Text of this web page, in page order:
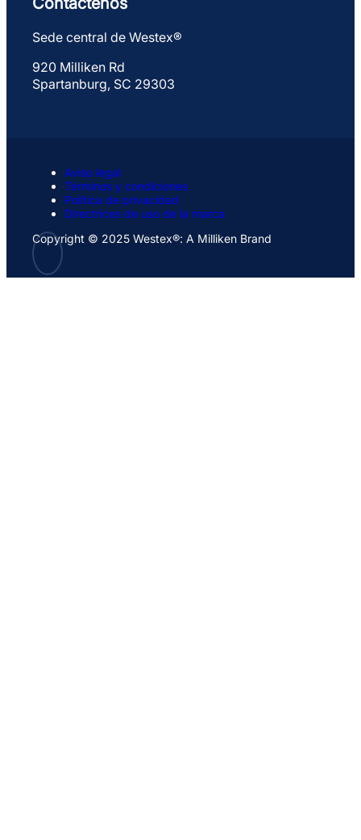
Sede central de Westex®
920 Milliken Rd
Spartanburg, SC 29303
Aviso legal
Términos y condiciones
Política de privacidad
Directrices de uso de la marca
Copyright © 2025 Westex®: A Milliken Brand